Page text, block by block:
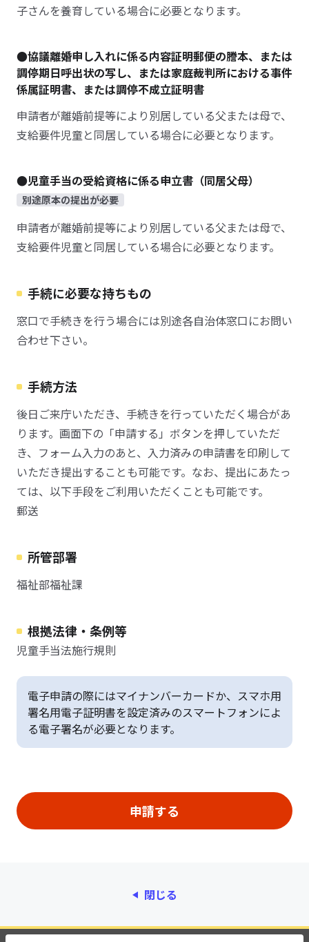
子さんを養育している場合に必要となります。
●協議離婚申し入れに係る内容証明郵便の謄本、または
調停期日呼出状の写し、または家庭裁判所における事件
係属証明書、または調停不成立証明書
申請者が離婚前提等により別居している父または母で、
支給要件児童と同居している場合に必要となります。
●児童手当の受給資格に係る申立書（同居父母）
別途原本の提出が必要
申請者が離婚前提等により別居している父または母で、
支給要件児童と同居している場合に必要となります。
手続に必要な持ちもの
窓口で手続きを行う場合には別途各自治体窓口にお問い
合わせ下さい。
手続方法
後日ご来庁いただき、手続きを行っていただく場合があ
ります。画面下の「申請する」ボタンを押していただ
き、フォーム入力のあと、入力済みの申請書を印刷して
いただき提出することも可能です。なお、提出にあたっ
ては、以下手段をご利用いただくことも可能です。
郵送
所管部署
福祉部福祉課
根拠法律・条例等
児童手当法施行規則
電子申請の際にはマイナンバーカードか、スマホ用
署名用電子証明書を設定済みのスマートフォンによ
る電子署名が必要となります。
閉じる